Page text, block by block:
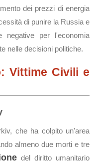
dei prezzi di energia
di punire la Russia e
negative per l'economia
nelle decisioni politiche.
Vittime Civili e
che ha colpito un'area
almeno due morti e tre
del diritto umanitario